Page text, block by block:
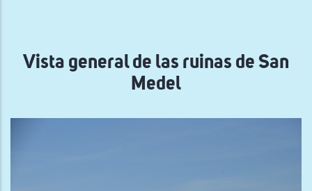
Vista general de las ruinas de San
Medel